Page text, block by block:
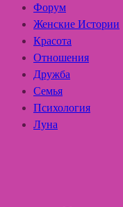
Форум
Женские Истории
Красота
Отношения
Дружба
Семья
Психология
Луна